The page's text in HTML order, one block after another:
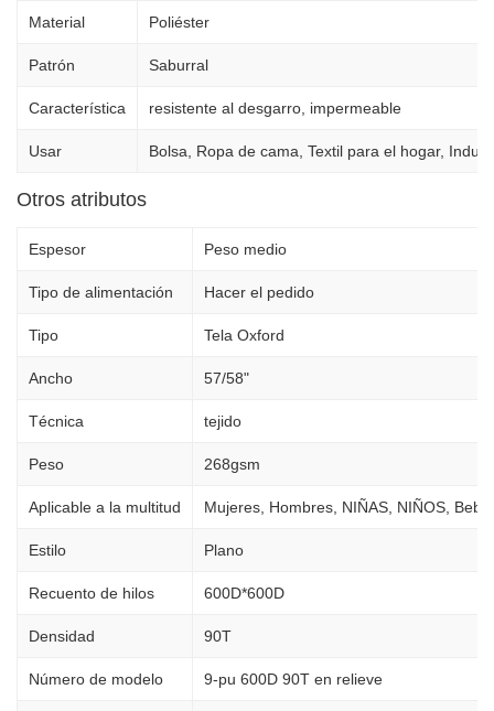
Material Poliéster
Patrón Saburral
Característica resistente al desgarro, impermeable
Usar Bolsa, Ropa de cama, Textil para el hogar,
Otros atributos
Espesor Peso medio
Tipo de alimentación Hacer el pedido
Tipo Tela Oxford
Ancho 57/58"
Técnica tejido
Peso 268gsm
Aplicable a la multitud Mujeres, Hombres, NIÑAS, NIÑOS,
Estilo Plano
Recuento de hilos 600D*600D
Densidad 90T
Número de modelo 9-pu 600D 90T en relieve